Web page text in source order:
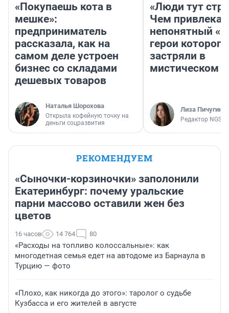
«Покупаешь кота в
мешке»:
предприниматель
рассказала, как на
самом деле устроен
бизнес со складами
дешевых товаров
Наталья Шорохова
Открыла кофейную точку на
деньги соцразвития
«Люди тут
Чем
непонятный
герои которого
застряли в
мистическом
Лиза Пичугина
Редактор
РЕКОМЕНДУЕМ
«Сыночки-корзиночки» заполонили
Екатеринбург: почему уральские
парни массово оставили жен без
цветов
16 часов 14 764 80
«Расходы на топливо колоссальные»: как
многодетная семья едет на автодоме из Барнаула в
Турцию — фото
«Плохо, как никогда до этого»: таролог о судьбе
Кузбасса и его жителей в августе